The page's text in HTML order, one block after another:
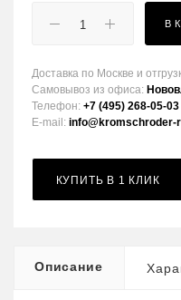
В
Доставка по Москве и
Самовывоз из офиса:
Телефон: +7 (495) 268-05-03
E-mail: info@kromschroder-
КУПИТЬ В 1 КЛИК
Описание